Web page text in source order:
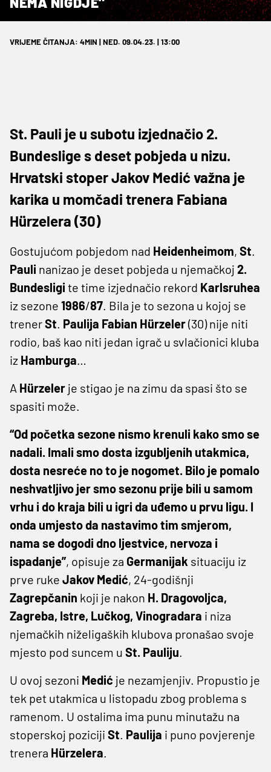
VRIJEME ČITANJA: 4MIN | NED. 09.04.23. | 13:00
St. Pauli je u subotu izjednačio 2.
Bundeslige s deset pobjeda u nizu.
Hrvatski stoper Jakov Medić važna je
karika u momčadi trenera Fabiana
Hürzelera (30)
Gostujućom pobjedom nad Heidenheimom, St
Pauli nanizao je deset pobjeda u njemačkoj 2.
Bundesligi te time izjednačio rekord Karlsruhea
iz sezone 1986/87 . Bila je to sezona u kojoj se
trenerSt Paulija Fabian Hürzeler(30) nije niti
rodio, baš kao niti jedan igrač u svlačionici kluba
iz Hamburga
A Hürzeler je stigao je na zimu da spasi što se
spasiti može.
“Od početka sezone nismo krenuli kako smo se
nadali. Imali smo dosta izgubljenih utakmica,
dosta nesreće no to je nogomet. Bilo je pomalo
neshvatljivo jer smo sezonu prije bili u samom
vrhu i do kraja bili u igri da uđemo u prvu ligu. I
onda umjesto da nastavimo tim smjerom,
nama se dogodi dno ljestvice, nervoza i
ispadanje”, opisuje za Germanijak situaciju iz
prve ruke Jakov Medić, 24-godišnji
Zagrepčanin koji je nakon H. Dragovoljca,
Zagreba, Istre, Lučkog, Vinogradara i niza
njemačkih niželigaških klubova pronašao svoje
mjesto pod suncem u St. Pauliju
U ovoj sezoni Medić je nezamjenjiv. Propustio je
tek pet utakmica u listopadu zbog problema s
ramenom. U ostalima ima punu minutažu na
stoperskoj poziciji St Paulija i puno povjerenje
trenera Hürzelera